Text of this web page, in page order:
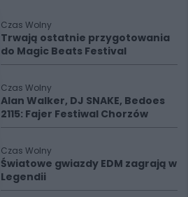
Czas Wolny
Trwają ostatnie przygotowania
do Magic Beats Festival
Czas Wolny
Alan Walker, DJ SNAKE, Bedoes
2115: Fajer Festiwal Chorzów
Czas Wolny
Światowe gwiazdy EDM zagrają w
Legendii